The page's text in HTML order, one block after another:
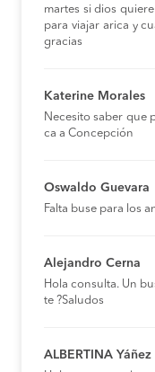
martes si dios
para viajar arica y
gracias
Katerine Morales
Necesito saber que
ca a Concepción
Oswaldo Guevara
Falta buse para los
Alejandro Cerna
Hola consulta. Un
te ?Saludos
ALBERTINA Yáñez